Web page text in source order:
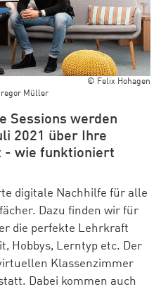
© Felix Hohagen
Müller
Sessions werden
2021 über Ihre
- wie funktioniert
digitale Nachhilfe für alle
Dazu finden wir für
die perfekte Lehrkraft
Hobbys, Lerntyp etc. Der
Klassenzimmer
Dabei kommen auch